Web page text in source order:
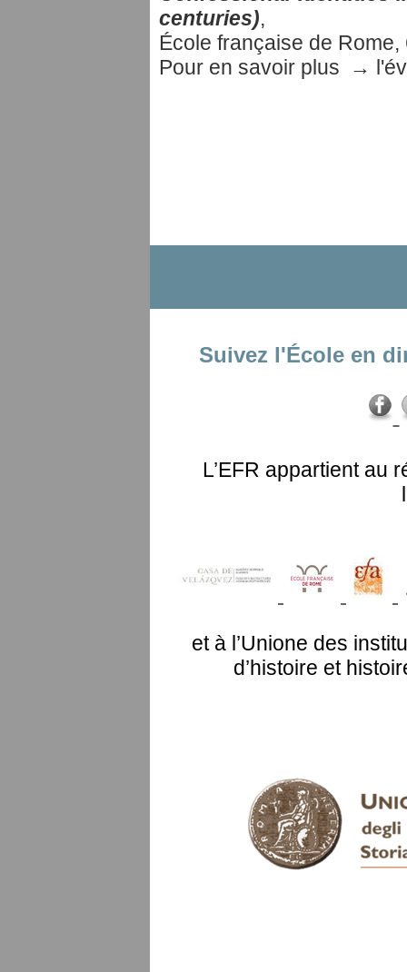
centuries),
École française de
Pour en savoir plus →
Suivez l'École en
L’EFR appartient au
et à l’Unione des
d’histoire et